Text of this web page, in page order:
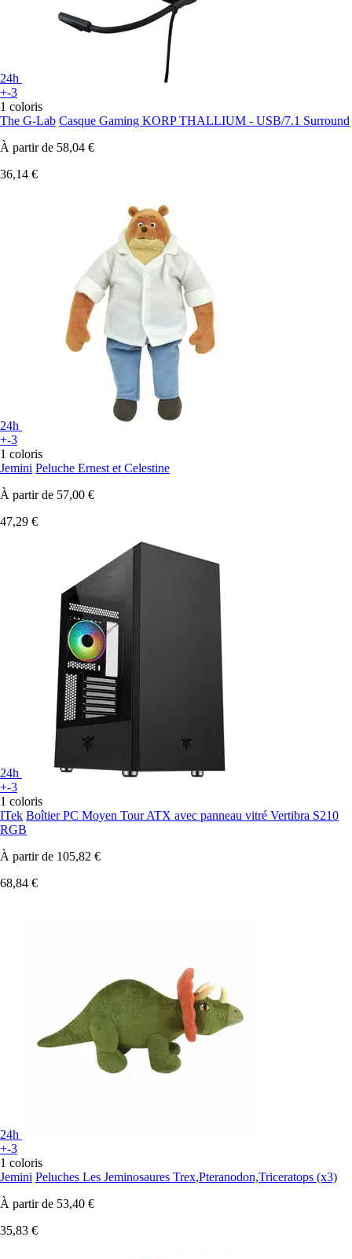
24h
+-3
1 coloris
The G-Lab Casque Gaming KORP THALLIUM - USB/7.1 Surround
À partir de 58,04 €
36,14 €
24h
+-3
1 coloris
Jemini Peluche Ernest et Celestine
À partir de 57,00 €
47,29 €
24h
+-3
1 coloris
ITek Boîtier PC Moyen Tour ATX avec panneau vitré Vertibra S210
RGB
À partir de 105,82 €
68,84 €
24h
+-3
1 coloris
Jemini Peluches Les Jeminosaures Trex,Pteranodon,Triceratops (x3)
À partir de 53,40 €
35,83 €